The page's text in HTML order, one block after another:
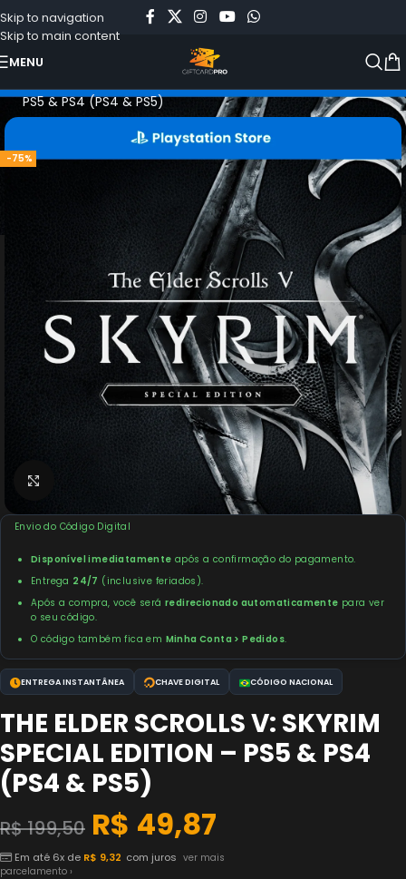
Skip to navigation
Skip to main content
MENU
PS5 & PS4 (PS4 & PS5)
-75%
Envio do Código Digital
Disponível imediatamente após a confirmação do pagamento.
Entrega 24/7 (inclusive feriados).
Após a compra, você será redirecionado automaticamente para ver
o seu código.
O código também fica em Minha Conta > Pedidos.
ENTREGA INSTANTÂNEA CHAVE DIGITAL CÓDIGO NACIONAL
THE ELDER SCROLLS V: SKYRIM
SPECIAL EDITION – PS5 & PS4
(PS4 & PS5)
R$199,50 R$ 49,87
Em até 6x de R$ 9,32 com juros ver mais
parcelamento ›